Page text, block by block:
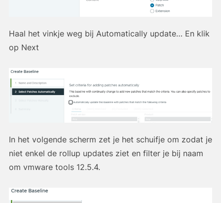
Haal het vinkje weg bij Automatically update… En klik
op Next
In het volgende scherm zet je het schuifje om zodat je
niet enkel de rollup updates ziet en filter je bij naam
om vmware tools 12.5.4.